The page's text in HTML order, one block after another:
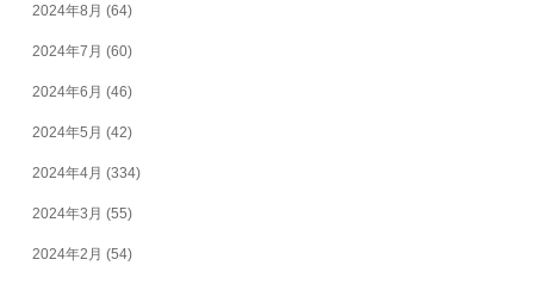
2024年8月 (64)
2024年7月 (60)
2024年6月 (46)
2024年5月 (42)
2024年4月 (334)
2024年3月 (55)
2024年2月 (54)